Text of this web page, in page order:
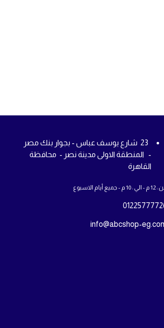
23 شارع يوسف عباس - بجوار بنك مصر
- المنطقة الاولى مدينة نصر - محافظة
القاهرة
: 10 م - جميع أيام الاسبوع
info@abcshop-